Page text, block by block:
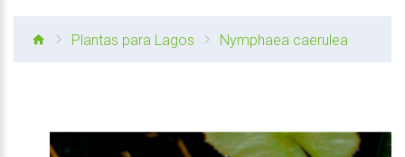
Plantas para Lagos Nymphaea caerulea